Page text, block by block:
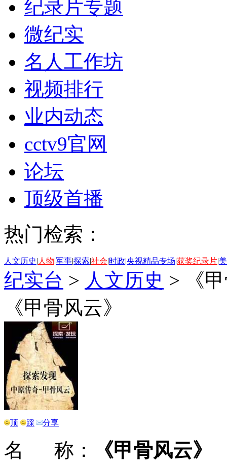
纪录片专题
微纪实
名人工作坊
视频排行
业内动态
cctv9官网
论坛
顶级首播
热门检索：
人文历史| 人物|军事|探索|社会|时政|央视精品专场|获奖纪录片|
纪实台 > 人文历史 >
《
《甲骨风云》
顶 踩 分享
名 称：
《甲骨风云》